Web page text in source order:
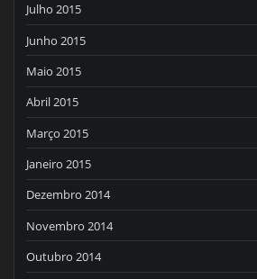
Julho 2015
Junho 2015
Maio 2015
Abril 2015
Março 2015
Janeiro 2015
Dezembro 2014
Novembro 2014
Outubro 2014